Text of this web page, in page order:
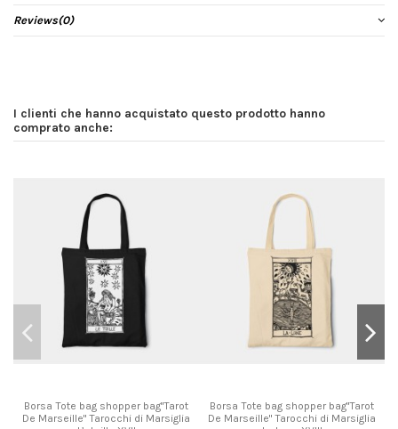
Reviews(0)
I clienti che hanno acquistato questo prodotto hanno
comprato anche:
Borsa Tote bag shopper bag"Tarot
De Marseille" Tarocchi di Marsiglia
Borsa Tote bag shopper bag"Tarot
De Marseille" Tarocchi di Marsiglia